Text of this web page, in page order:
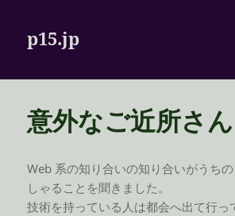
p15.jp
意外なご近所さん
Web 系の知り合いの知り合いがうち
しゃることを聞きました。
技術を持っている人は都会へ出て行っ